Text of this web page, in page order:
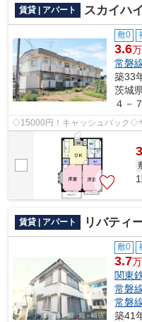
賃貸 | アパート スカイハ
敷0
3.6
常磐
築33
茨城
４－
◇15000円！キャッシュバック◇
賃貸 | アパート リバティ
敷0
3.7
関東
常磐
常磐
築41